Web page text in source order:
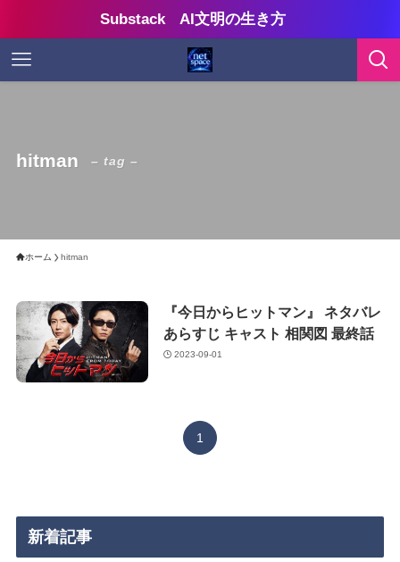
Substack AI文明の生き方
hitman – tag –
ホーム hitman
『今日からヒットマン』 ネタバレ
あらすじ キャスト 相関図 最終話
2023-09-01
1
新着記事